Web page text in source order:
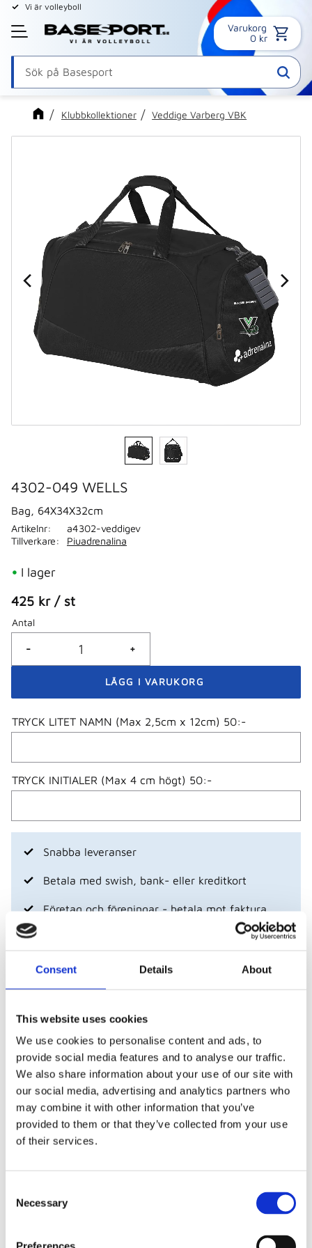
Consent Details About
This website uses cookies
We use cookies to personalise content and ads, to
provide social media features and to analyse our traffic.
We also share information about your use of our site with
our social media, advertising and analytics partners who
may combine it with other information that you’ve
provided to them or that they’ve collected from your use
of their services.
Necessary
Meny
Vi är volleyboll
Varukorg
0 kr
Klubbkollektioner Veddige Varberg VBK
4302-049 WELLS
Bag, 64X34X32cm
425 kr / st
Antal
+
-
TRYCK LITET NAMN (Max 2,5cm x 12cm) 50:-
TRYCK INITIALER (Max 4 cm högt) 50:-
I lager
Artikelnr
a4302-veddigev
Tillverkare
Piuadrenalina
Snabba leveranser
Betala med swish, bank- eller kreditkort
Företag och föreningar - betala mot faktura
Sportbag lagom storlek till din träning. Väskan har
axelrem & vanliga bärhandtag. Stort fack med
blixtlåsöppning på ovansidan. Två sidofack med
meshmaterial för bra ventlilering av tex. knäskydd
och blöt handduk.
Produktinformation